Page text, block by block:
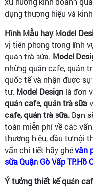
dựng thương hiệu và
Hình Mẫu hay Model
vị tiên phong trong lĩnh
quán trà sữa. Model
những quán cafe, quán
quốc tế và nhận được
tư. Model Design là đơn
quán cafe, quán trà sữa
cafe, quán trà sữa. Bạn
toàn miễn phí về các
thương hiệu, đầu tư nội
vấn chi tiết hãy ghévăn
sữa Quận Gò Vấp TP.Hồ
Ý tưởng thiết kế quán